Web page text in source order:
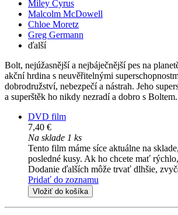
Miley Cyrus
Malcolm McDowell
Chloe Moretz
Greg Germann
ďalší
Bolt, nejúžasnější a nejbáječnější pes na
akční hrdina s neuvěřitelnými
dobrodružství, nebezpečí a nástrah. Jeho
a superštěk ho nikdy nezradí a dobro s
DVD film
7,40 €
Na sklade 1 ks
Tento film máme síce aktuálne na
posledné kusy. Ak ho chcete mať
Dodanie ďalších môže trvať dlhšie,
Pridať do zoznamu
Vložiť do košíka